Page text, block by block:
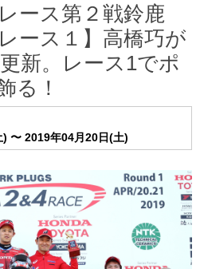
レース第２戦鈴鹿
ース１】高橋巧が
新。レース1でポ
る！
〜 2019年04月20日(土)